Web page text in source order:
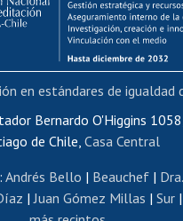
Funcionarias/os
internos de capacitación
Bienestar del personal
de movilidad interna
Certificado de renta
de renta honorarios
Editar páginas blancas
Bernardo O'Higgins 1058,
de Chile, Casa Central
: Andrés Bello | Beauchef| Dra.
| Juan Gómez Millas | Sur |
en estándares de igualdad